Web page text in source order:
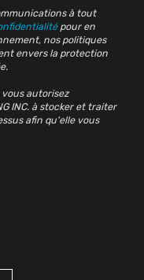
à tout
pour en
nos politiques
envers la protection
autorisez
INC. à stocker et traiter
afin qu'elle vous